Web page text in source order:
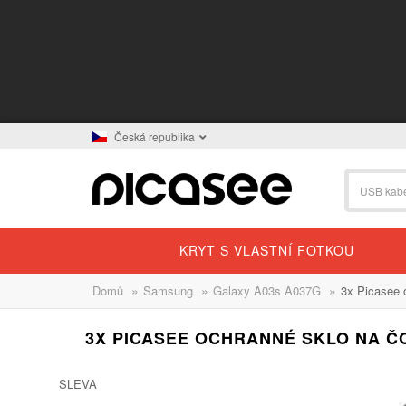
Česká republika
KRYT S VLASTNÍ FOTKOU
Domů » Samsung » Galaxy A03s A037G » 3x Picasee
3X PICASEE OCHRANNÉ SKLO NA
SLEVA